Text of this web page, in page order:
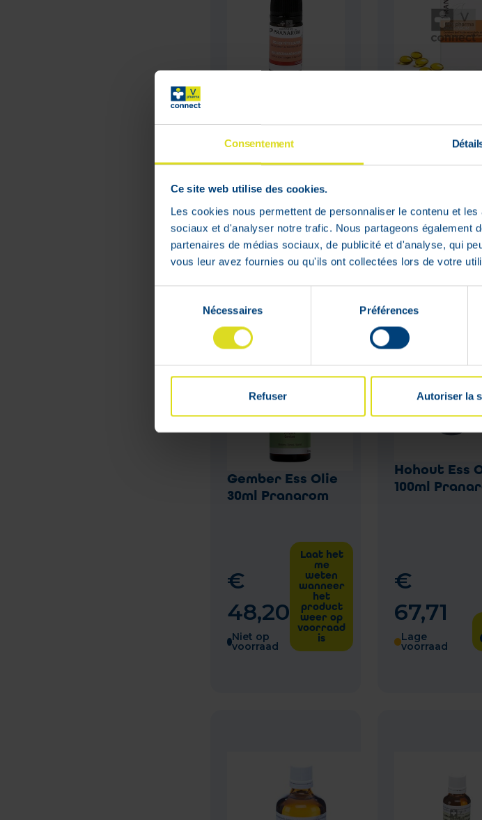
Consentement
Ce site web utilise des cookies.
Les cookies nous permettent de personnaliser le contenu et
sociaux et d'analyser notre trafic. Nous partageons également
partenaires de médias sociaux, de publicité et d'analyse, qui
vous leur avez fournies ou qu'ils ont collectées lors de votre
consentement
Nécessaires Préférences
Refuser Autoriser la
Pranarom
€
13,30
Niet op
voorraad
Laat het
weten
het
weer op
voorraad
is
Pranarom
€
12,54
Niet op
voorraad
Laat
Gember Ess Olie
30ml Pranarom
€
48,20
Niet op
voorraad
Laat het
me
weten
wanneer
het
product
weer op
voorraad
is
Hohout Ess
100ml
€
67,71
Lage
voorraad